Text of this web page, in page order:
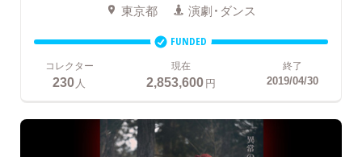
東京都 演劇・ダンス
FUNDED
コレクター
230人
現在
2,853,600円
終了
2019/04/30